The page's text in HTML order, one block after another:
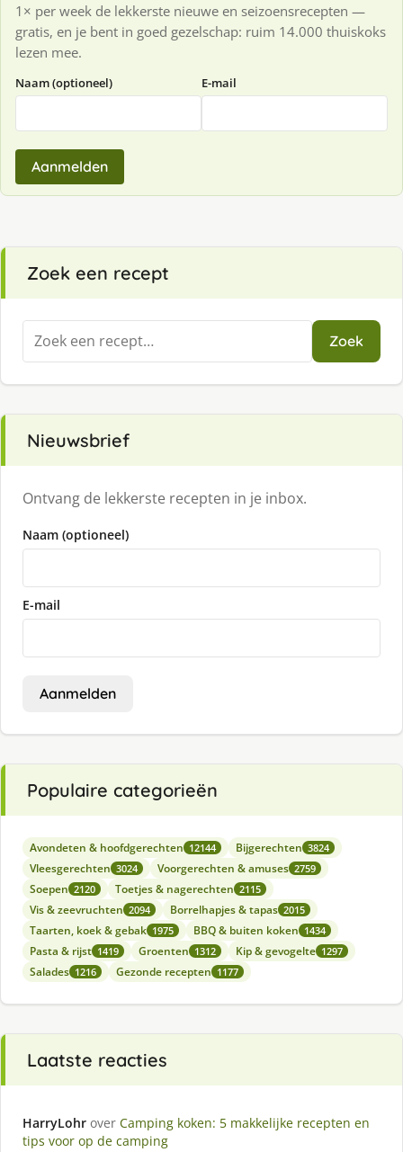
1× per week de lekkerste nieuwe en seizoensrecepten —
gratis, en je bent in goed gezelschap: ruim 14.000 thuiskoks
lezen mee.
Naam (optioneel) E-mail
Aanmelden
Zoek een recept
Zoeken
naar:
Zoek
Nieuwsbrief
Ontvang de lekkerste recepten in je inbox.
Naam (optioneel)
E-mail
Aanmelden
Populaire categorieën
Avondeten & hoofdgerechten 12144 Bijgerechten 3824
Vleesgerechten 3024 Voorgerechten & amuses 2759
Soepen 2120 Toetjes & nagerechten 2115
Vis & zeevruchten 2094 Borrelhapjes & tapas 2015
Taarten, koek & gebak 1975 BBQ & buiten koken 1434
Pasta & rijst 1419 Groenten 1312 Kip & gevogelte 1297
Salades 1216 Gezonde recepten 1177
Laatste reacties
HarryLohr over Camping koken: 5 makkelijke recepten en
tips voor op de camping